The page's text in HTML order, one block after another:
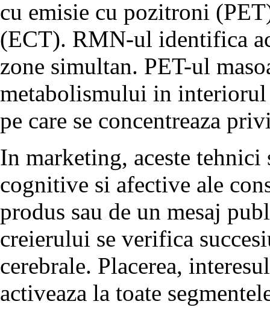
cu emisie cu pozitroni
(ECT). RMN-ul identifica
zone simultan. PET-ul
metabolismului in
pe care se concentreaza
In marketing, aceste
cognitive si afective ale
produs sau de un mesaj
creierului se verifica
cerebrale. Placerea,
activeaza la toate